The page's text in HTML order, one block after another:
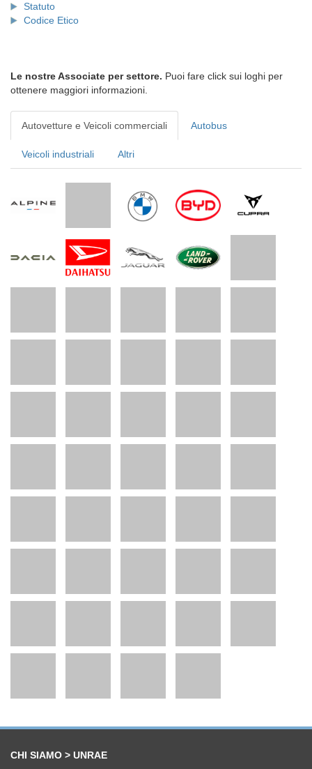
Statuto
Codice Etico
Le nostre Associate per settore. Puoi fare click sui loghi per
ottenere maggiori informazioni.
Autovetture e Veicoli commerciali Autobus
Veicoli industriali Altri
CHI SIAMO > UNRAE